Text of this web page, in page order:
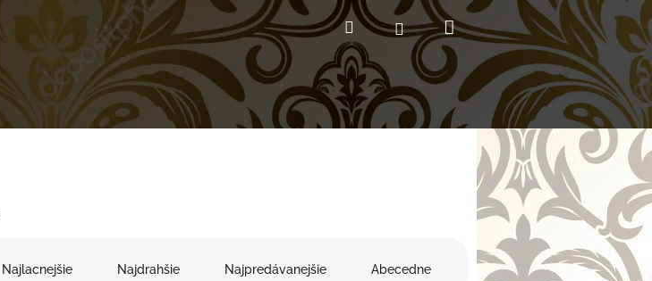
HľadaťPrihlásenieNákupný
košík
Najlacnejšie Najdrahšie Najpredávanejšie Abecedne